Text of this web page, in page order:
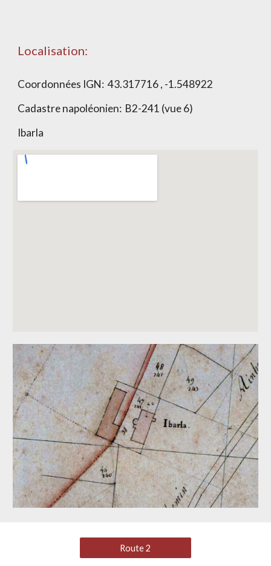
Localisation:
Coordonnées IGN:43.317716 , -1.548922
Cadastre napoléonien: B2-241 (vue 6)
Ibarla
Route 2